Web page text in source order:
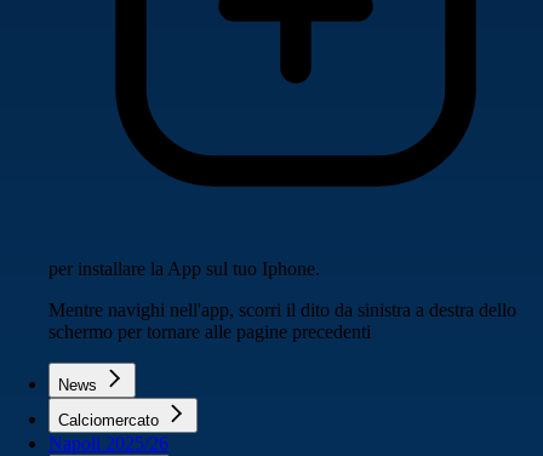
per installare la App sul tuo Iphone.
Mentre navighi nell'app, scorri il dito da sinistra a destra dello
schermo per tornare alle pagine precedenti
News
Calciomercato
Napoli 2025/26